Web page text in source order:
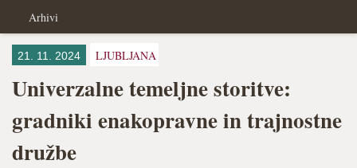
Arhivi
21. 11. 2024 LJUBLJANA
Univerzalne temeljne storitve:
gradniki enakopravne in trajnostne
družbe